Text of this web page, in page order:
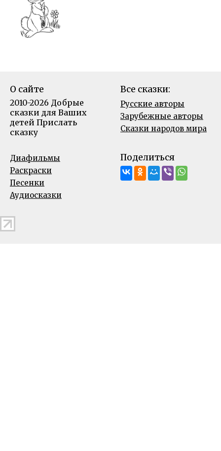
О сайте
2010-2026 Добрые
сказки для Ваших
детей Прислать
сказку
Все сказки:
Русские авторы
Зарубежные авторы
Сказки народов мира
Диафильмы
Раскраски
Песенки
Аудиосказки
Поделиться